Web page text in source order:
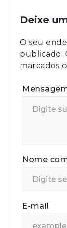
Deixe
O seu
publicado.
marcados
Nome
E-mail